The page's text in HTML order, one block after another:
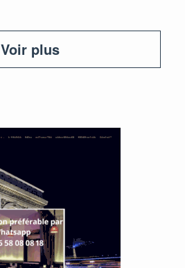
Voir plus